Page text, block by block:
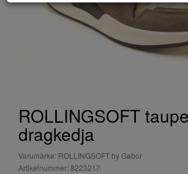
ROLLINGSOFT
dragkedja
Varumärke: ROLLINGSOFT by Gabor
Artikelnummer: 8223217